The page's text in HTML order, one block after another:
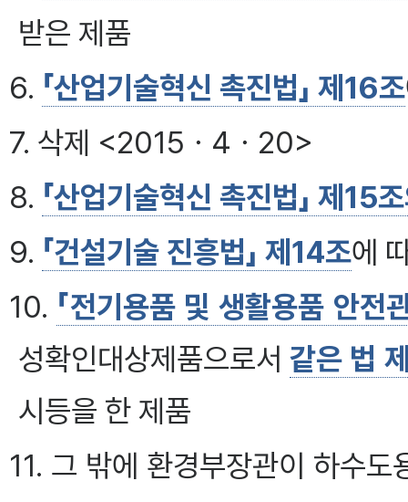
받은 제품
6. 「산업기술혁신 촉진법」 제16조
7. 삭제 <2015ㆍ4ㆍ20>
8. 「산업기술혁신 촉진법」 제15
9. 「건설기술 진흥법」 제14조에
10. 「전기용품 및 생활용품 안전
성확인대상제품으로서같은 법
시등을 한 제품
11. 그 밖에 환경부장관이 하수